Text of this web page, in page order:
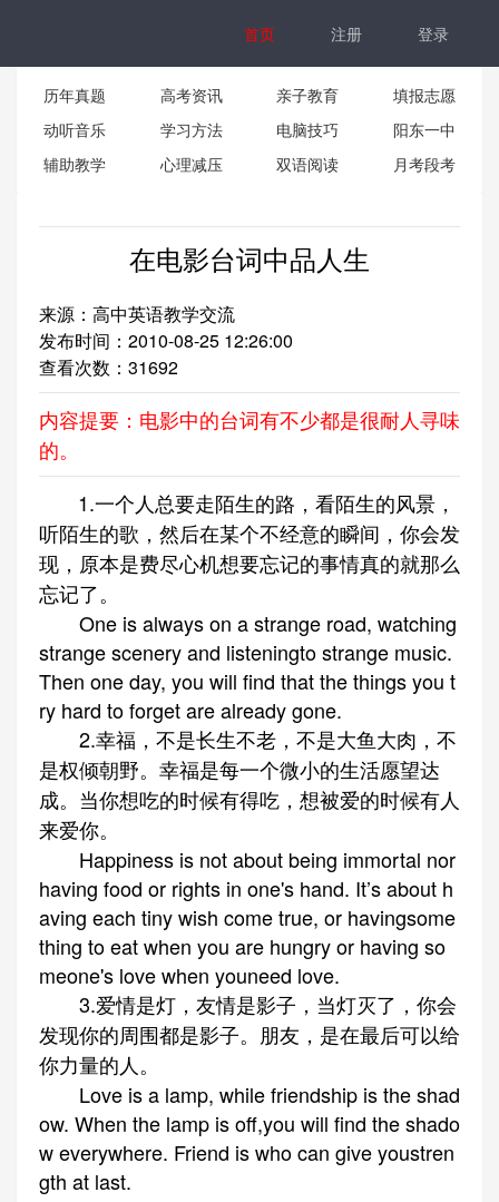
首页 注册 登录
历年真题 高考资讯 亲子教育
填报志愿
动听音乐
学习方法 电脑技巧
阳东一中
辅助教学
心理减压 双语阅读 月考段考
在电影台词中品人生
来源：高中英语教学交流
发布时间：2010-08-25 12:26:00
查看次数： 31692
内容提要：电影中的台词有不少都是很耐人寻味
的。
1.一个人总要走陌生的路，看陌生的风景，
听陌生的歌，然后在某个不经意的瞬间，你会发
现，原本是费尽心机想要忘记的事情真的就那么
忘记了。
One is always on a strange road, watching
strange scenery and listeningto strange music.
Then one day, you will find that the things you t
ry hard to forget are already gone.
2.幸福，不是长生不老，不是大鱼大肉，不
是权倾朝野。幸福是每一个微小的生活愿望达
成。当你想吃的时候有得吃，想被爱的时候有人
来爱你。
Happiness is not about being immortal nor
having food or rights in one's hand. It’s about h
aving each tiny wish come true, or havingsome
thing to eat when you are hungry or having so
meone's love when youneed love.
3.爱情是灯，友情是影子，当灯灭了，你会
发现你的周围都是影子。朋友，是在最后可以给
你力量的人。
Love is a lamp, while friendship is the shad
ow. When the lamp is off,you will find the shado
w everywhere. Friend is who can give youstren
gth at last.